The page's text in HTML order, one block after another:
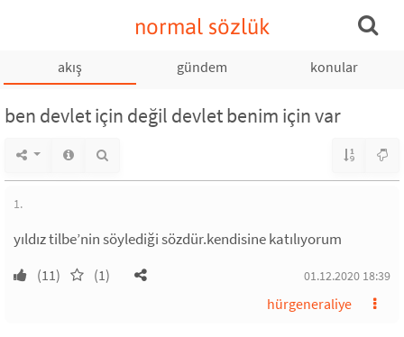
normal sözlük
akış gündem konular
ben devlet için değil devlet benim için var
1.
yıldız tilbe’nin söylediği sözdür.kendisine katılıyorum
(11) (1) 01.12.2020 18:39
hürgeneraliye